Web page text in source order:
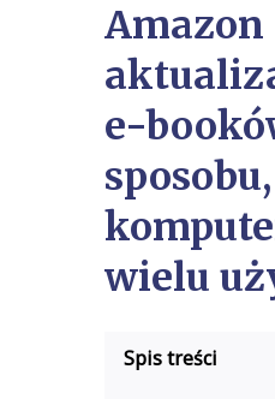
e-
wielu
Spis treści